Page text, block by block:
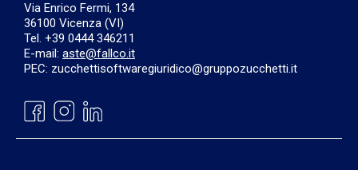
Via Enrico Fermi, 134
36100 Vicenza (VI)
Tel. +39 0444 346211
E-mail: aste@fallco.it
PEC: zucchettisoftwaregiuridico@gruppozucchetti.it